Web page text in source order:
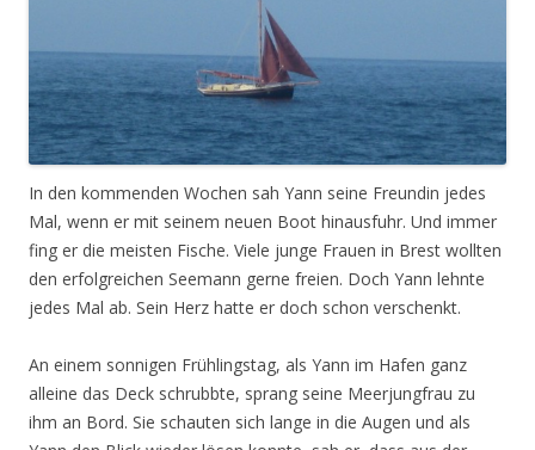
In den kommenden Wochen sah Yann seine Freundin jedes
Mal, wenn er mit seinem neuen Boot hinausfuhr. Und immer
fing er die meisten Fische. Viele junge Frauen in Brest wollten
den erfolgreichen Seemann gerne freien. Doch Yann lehnte
jedes Mal ab. Sein Herz hatte er doch schon verschenkt.
An einem sonnigen Frühlingstag, als Yann im Hafen ganz
alleine das Deck schrubbte, sprang seine Meerjungfrau zu
ihm an Bord. Sie schauten sich lange in die Augen und als